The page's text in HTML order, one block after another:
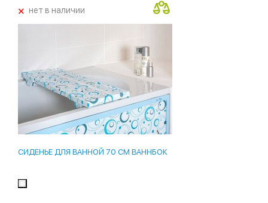
+нет в наличии
СИДЕНЬЕ ДЛЯ ВАННОЙ 70 СМ ВАННБОК